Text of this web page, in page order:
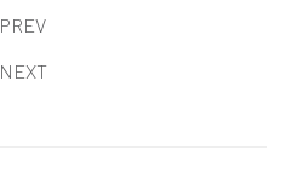
PREV
NEXT